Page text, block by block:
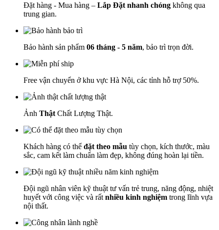
Đặt hàng - Mua hàng – Lắp Đặt nhanh chóng không qua
trung gian.
Bảo hành sản phẩm 06 tháng - 5 năm, bảo trì trọn đời.
Free vận chuyển ở khu vực Hà Nội, các tỉnh hỗ trợ 50%.
Ảnh Thật Chất Lượng Thật.
Khách hàng có thể đặt theo mẫu tùy chọn, kích thước, màu
sắc, cam kết làm chuẩn làm đẹp, không đúng hoàn lại tiền.
Đội ngũ nhân viên kỹ thuật tư vấn trẻ trung, năng động, nhiệt
huyết với công việc và rất nhiều kinh nghiệm trong lĩnh vựa
nội thất.